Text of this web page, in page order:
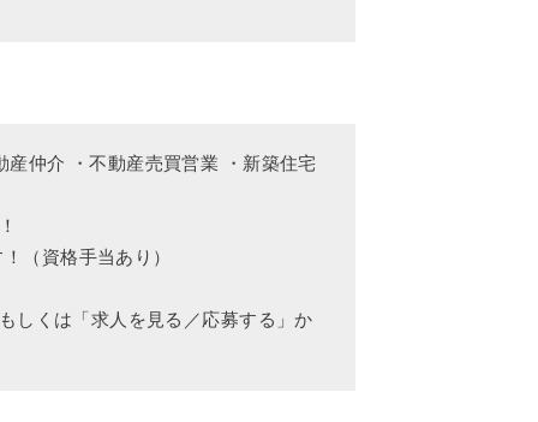
仲介 ・不動産売買営業 ・新築住宅
（資格手当あり）
しくは「求人を見る／応募する」か